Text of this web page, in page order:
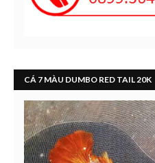
CÁ 7 MÀU DUMBO RED TAIL 20K